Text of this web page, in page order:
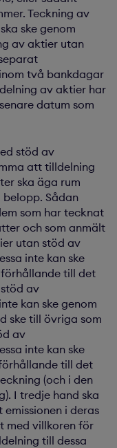
Teckning av
ske genom
av aktier utan
två bankdagar
av aktier har
datum som
stöd av
att tilldelning
ska äga rum
belopp. Sådan
som har tecknat
och som anmält
utan stöd av
inte kan ske
till det
av
kan ske genom
ske till övriga som
av
inte kan ske
till det
(och i den
I tredje hand ska
i deras
med villkoren för
till dessa